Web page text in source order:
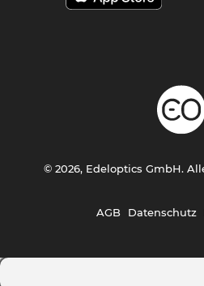
AGB Datenschutz
© 2026, Edeloptics GmbH.